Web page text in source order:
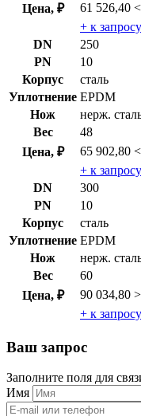
Цена, ₽
61 526,40
+ к запросу
DN
250
PN
10
Корпус
сталь
Уплотнение EPDM
Нож
нерж.
Вес
48
Цена, ₽
65 902,80
+ к запросу
DN
300
PN
10
Корпус
сталь
Уплотнение EPDM
Нож
нерж.
Вес
60
Цена, ₽
90 034,80
+ к запросу
Ваш запрос
Заполните поля для
Имя